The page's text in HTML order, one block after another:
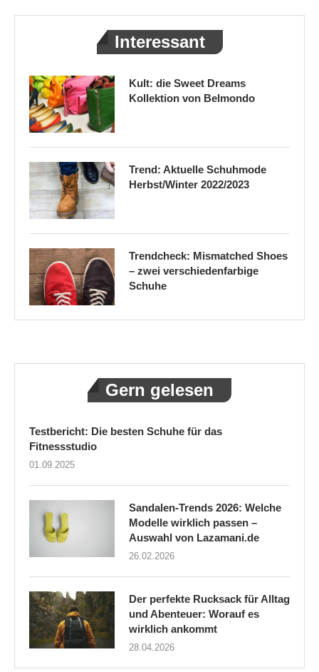
Interessant
Kult: die Sweet Dreams
Kollektion von Belmondo
Trend: Aktuelle Schuhmode
Herbst/Winter 2022/2023
Trendcheck: Mismatched Shoes
– zwei verschiedenfarbige
Schuhe
Gern gelesen
Testbericht: Die besten Schuhe für das
Fitnessstudio
01.09.2025
Sandalen-Trends 2026: Welche
Modelle wirklich passen –
Auswahl von Lazamani.de
26.02.2026
Der perfekte Rucksack für Alltag
und Abenteuer: Worauf es
wirklich ankommt
28.04.2026